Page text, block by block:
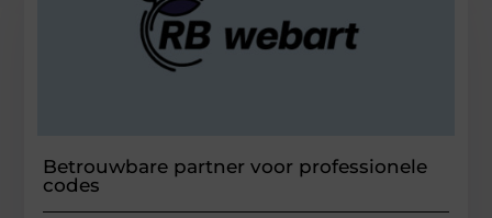
Betrouwbare partner voor professionele
codes